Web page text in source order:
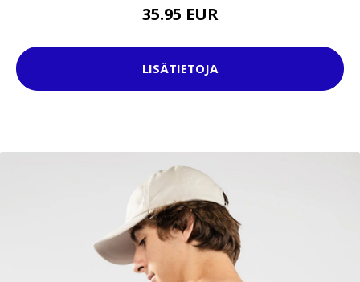
35.95 EUR
LISÄTIETOJA